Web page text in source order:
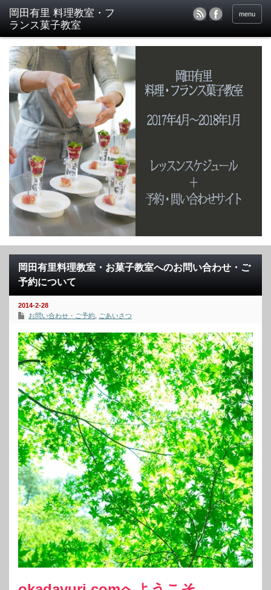
menu
岡田有里料理教室・お菓子教室へのお問い合わせ・ご
予約について
2014-2-28
お問い合わせ・ご予約
ごあいさつ